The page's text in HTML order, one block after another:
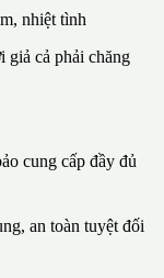
nhiệt tình
giả cả phải chăng
cung cấp đầy đủ
an toàn tuyệt đối